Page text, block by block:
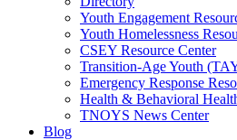
Youth Engagement
Youth Homelessness
CSEY Resource Center
Transition-Age Youth
Emergency Response
Health & Behavioral
TNOYS News Center
Blog